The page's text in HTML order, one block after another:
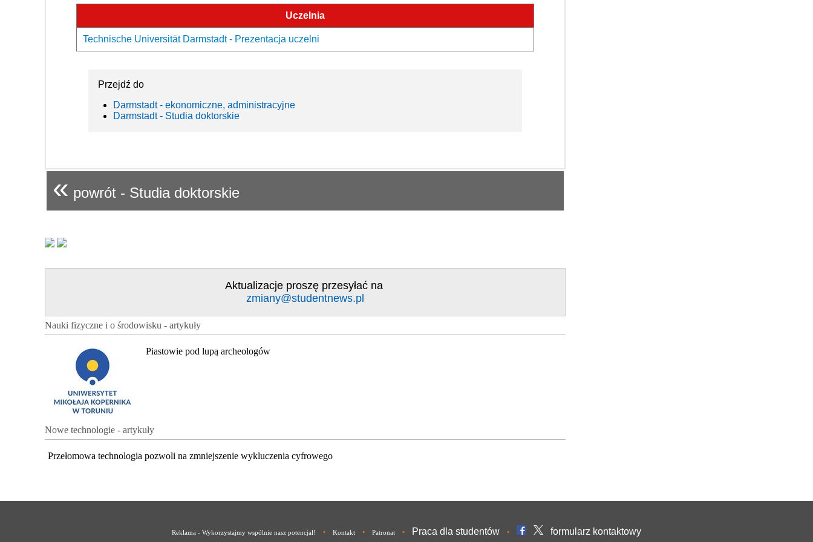
Uczelnia
Technische Universität Darmstadt - Prezentacja uczelni
Przejdź do
Darmstadt - ekonomiczne, administracyjne
Darmstadt - Studia doktorskie
« powrót - Studia doktorskie
Aktualizacje proszę przesyłać na
zmiany@studentnews.pl
Nauki fizyczne i o środowisku - artykuły
Piastowie pod lupą archeologów
Nowe technologie - artykuły
Przełomowa technologia pozwoli na zmniejszenie wykluczenia cyfrowego
Reklama - Wykorzystajmy wspólnie nasz potencjał! • Kontakt • Patronat • Praca dla studentów • formularz kontaktowy